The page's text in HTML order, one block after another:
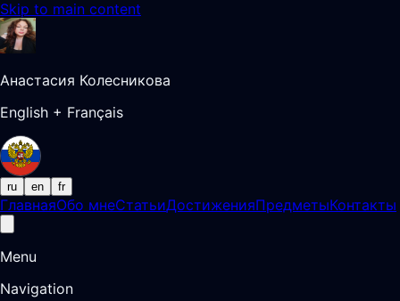
Skip to main content
Анастасия Колесникова
English + Français
ru en fr
ГлавнаяОбо мнеСтатьиДостиженияПредметыКонтакты
Menu
Navigation